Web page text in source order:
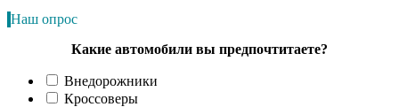
Наш опрос
Какие автомобили вы предпочтитаете?
Внедорожники
Кроссоверы